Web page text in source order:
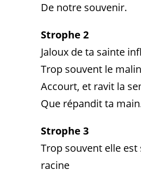
De notre souvenir.
Strophe 2
Jaloux de ta sainte
Trop souvent le malin
Accourt, et ravit la
Que répandit ta
Strophe 3
Trop souvent elle est
racine